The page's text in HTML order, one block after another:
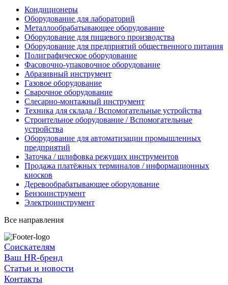
Кондиционеры
Оборудование для лабораторий
Металлообрабатывающее оборудование
Оборудование для пищевого производства
Оборудование для предприятий общественного питания
Полиграфическое оборудование
Фасовочно-упаковочное оборудование
Абразивный инструмент
Газовое оборудование
Сварочное оборудование
Слесарно-монтажный инструмент
Техника для склада / Вспомогательные устройства
Строительное оборудование / Вспомогательные
устройства
Оборудование для автоматизации промышленных
предприятий
Заточка / шлифовка режущих инструментов
Продажа платёжных терминалов / информационных
киосков
Деревообрабатывающее оборудование
Бензоинструмент
Электроинструмент
Все направления
Соискателям
Ваш HR-бренд
Статьи и новости
Контакты